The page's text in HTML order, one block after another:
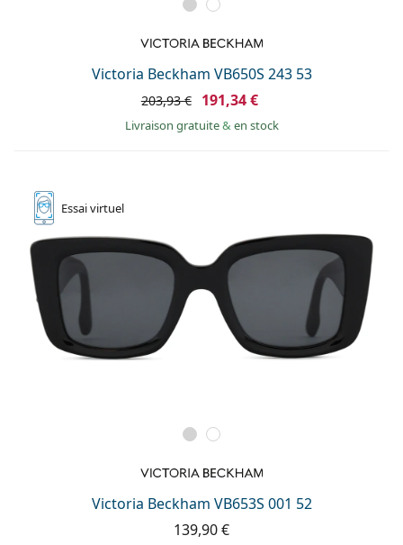
Victoria Beckham VB650S 243 53
203,93 € 191,34 €
Livraison gratuite& en stock
Essaivirtuel
Victoria Beckham VB653S 001 52
139,90 €